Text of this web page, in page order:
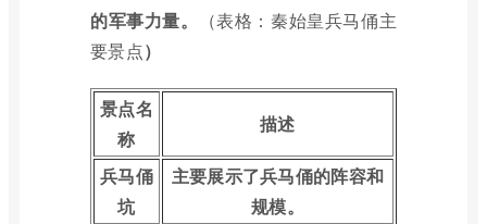
的军事力量。
（表格：秦始皇兵马俑主
要景点）
景点名
称
描述
兵马俑
坑
主要展示了兵马俑的阵容和
规模。